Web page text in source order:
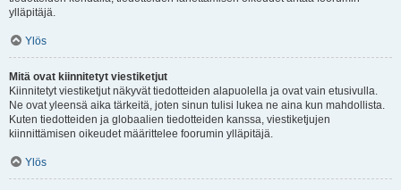
ylläpitäjä.
Ylös
Mitä ovat kiinnitetyt viestiketjut
Kiinnitetyt viestiketjut näkyvät tiedotteiden alapuolella ja ovat vain etusivulla.
Ne ovat yleensä aika tärkeitä, joten sinun tulisi lukea ne aina kun mahdollista.
Kuten tiedotteiden ja globaalien tiedotteiden kanssa, viestiketjujen
kiinnittämisen oikeudet määrittelee foorumin ylläpitäjä.
Ylös